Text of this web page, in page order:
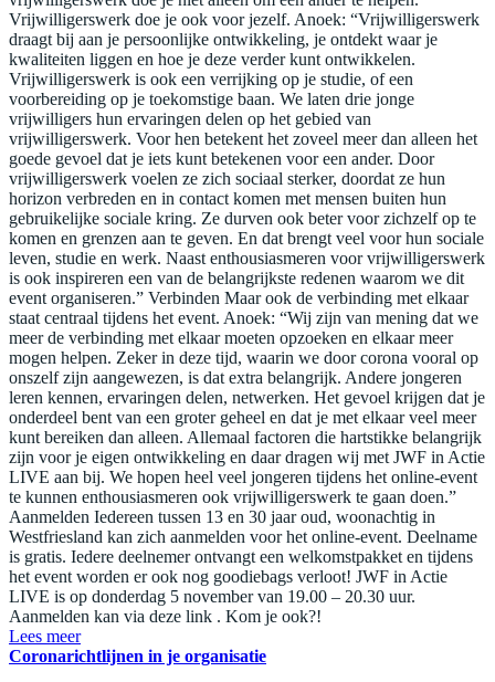
Vrijwilligerswerk doe je ook voor jezelf. Anoek: “Vrijwilligerswerk
draagt bij aan je persoonlijke ontwikkeling, je ontdekt waar je
kwaliteiten liggen en hoe je deze verder kunt ontwikkelen.
Vrijwilligerswerk is ook een verrijking op je studie, of een
voorbereiding op je toekomstige baan. We laten drie jonge
vrijwilligers hun ervaringen delen op het gebied van
vrijwilligerswerk. Voor hen betekent het zoveel meer dan alleen het
goede gevoel dat je iets kunt betekenen voor een ander. Door
vrijwilligerswerk voelen ze zich sociaal sterker, doordat ze hun
horizon verbreden en in contact komen met mensen buiten hun
gebruikelijke sociale kring. Ze durven ook beter voor zichzelf op te
komen en grenzen aan te geven. En dat brengt veel voor hun sociale
leven, studie en werk. Naast enthousiasmeren voor vrijwilligerswerk
is ook inspireren een van de belangrijkste redenen waarom we dit
event organiseren.” Verbinden Maar ook de verbinding met elkaar
staat centraal tijdens het event. Anoek: “Wij zijn van mening dat we
meer de verbinding met elkaar moeten opzoeken en elkaar meer
mogen helpen. Zeker in deze tijd, waarin we door corona vooral op
onszelf zijn aangewezen, is dat extra belangrijk. Andere jongeren
leren kennen, ervaringen delen, netwerken. Het gevoel krijgen dat je
onderdeel bent van een groter geheel en dat je met elkaar veel meer
kunt bereiken dan alleen. Allemaal factoren die hartstikke belangrijk
zijn voor je eigen ontwikkeling en daar dragen wij met JWF in Actie
LIVE aan bij. We hopen heel veel jongeren tijdens het online-event
te kunnen enthousiasmeren ook vrijwilligerswerk te gaan doen.”
Aanmelden Iedereen tussen 13 en 30 jaar oud, woonachtig in
Westfriesland kan zich aanmelden voor het online-event. Deelname
is gratis. Iedere deelnemer ontvangt een welkomstpakket en tijdens
het event worden er ook nog goodiebags verloot! JWF in Actie
LIVE is op donderdag 5 november van 19.00 – 20.30 uur.
Aanmelden kan via deze link . Kom je ook?!
Lees meer
Coronarichtlijnen in je organisatie